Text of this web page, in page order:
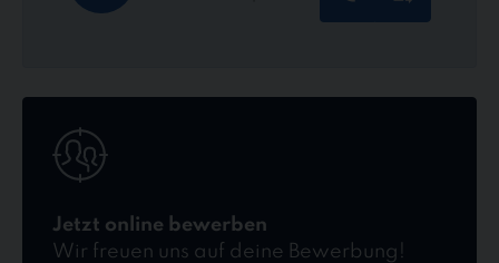
Jetzt online bewerben
Wir freuen uns auf deine Bewerbung!
online
bewerben